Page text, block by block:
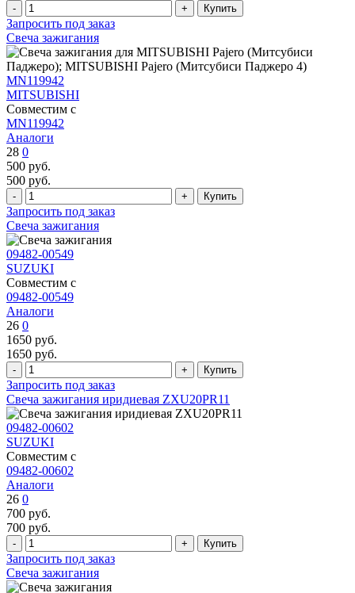
Запросить под заказ
Свеча зажигания
MN119942
MITSUBISHI
Совместим с
MN119942
Аналоги
28 0
500 руб.
500 руб.
Запросить под заказ
Свеча зажигания
09482-00549
SUZUKI
Совместим с
09482-00549
Аналоги
26 0
1650 руб.
1650 руб.
Запросить под заказ
Свеча зажигания иридиевая ZXU20PR11
09482-00602
SUZUKI
Совместим с
09482-00602
Аналоги
26 0
700 руб.
700 руб.
Запросить под заказ
Свеча зажигания